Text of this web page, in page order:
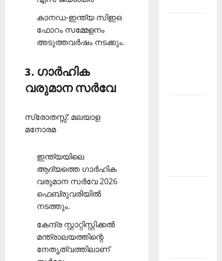
കാനഡ-ഇന്ത്യ സിഇഒ
ഫോറം സമ്മേളനം
അടുത്തവര്‍ഷം നടക്കും.
3. ഗാര്‍ഹിക
വരുമാന സര്‍വേ
സ്രോതസ്സ്: മലയാള
മനോരമ
ഇന്ത്യയിലെ
ആദ്യത്തെ ഗാര്‍ഹിക
വരുമാന സര്‍വേ 2026
ഫെബ്രുവരിയില്‍
നടത്തും.
കേന്ദ്ര സ്റ്റാറ്റിസ്റ്റിക്കല്‍
മന്ത്രാലയത്തിന്റെ
നേതൃത്വത്തിലാണ്